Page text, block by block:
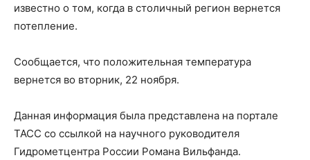
известно о том, когда в столичный регион вернется
потепление.
Сообщается, что положительная температура
вернется во вторник, 22 ноября.
Данная информация была представлена на портале
ТАСС со ссылкой на научного руководителя
Гидрометцентра России Романа Вильфанда.